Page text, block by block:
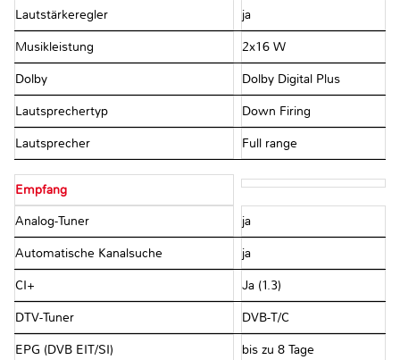
Lautstärkeregler ja
Musikleistung 2x16 W
Dolby Dolby Digital Plus
Lautsprechertyp Down Firing
Lautsprecher Full range
Empfang
Analog-Tuner ja
Automatische Kanalsuche ja
CI+ Ja (1.3)
DTV-Tuner DVB-T/C
EPG (DVB EIT/SI) bis zu 8 Tage